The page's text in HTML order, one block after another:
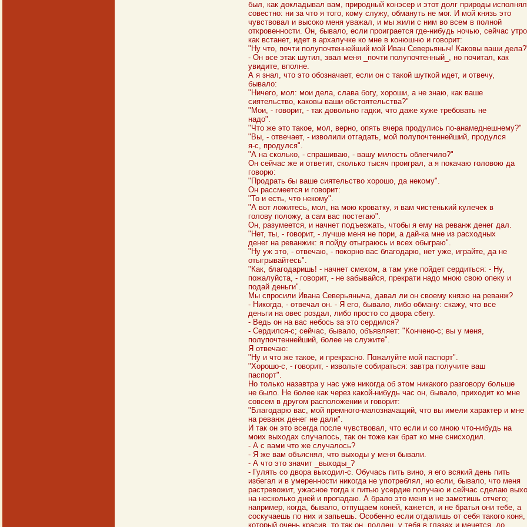
был, как докладывал вам, природный конэсер и этот долг природы исполнял
совестно: ни за что я того, кому служу, обмануть не мог. И мой князь это
чувствовал и высоко меня уважал, и мы жили с ним во всем в полной
откровенности. Он, бывало, если проиграется где-нибудь ночью, сейчас
как встанет, идет в архалучке ко мне в конюшню и говорит:
"Ну что, почти полупочтеннейший мой Иван Северьяныч! Каковы ваши
- Он все этак шутил, звал меня _почти полупочтенный_, но почитал, как
увидите, вполне.
А я знал, что это обозначает, если он с такой шуткой идет, и отвечу,
бывало:
"Ничего, мол: мои дела, слава богу, хороши, а не знаю, как ваше
сиятельство, каковы ваши обстоятельства?"
"Мои, - говорит, - так довольно гадки, что даже хуже требовать не
надо".
"Что же это такое, мол, верно, опять вчера продулись по-анамеднешнему?"
"Вы, - отвечает, - изволили отгадать, мой полупочтеннейший, продулся
я-с, продулся".
"А на сколько, - спрашиваю, - вашу милость облегчило?"
Он сейчас же и ответит, сколько тысяч проиграл, а я покачаю головою да
говорю:
"Продрать бы ваше сиятельство хорошо, да некому".
Он рассмеется и говорит:
"То и есть, что некому".
"А вот ложитесь, мол, на мою кроватку, я вам чистенький кулечек в
голову положу, а сам вас постегаю".
Он, разумеется, и начнет подъезжать, чтобы я ему на реванж денег дал.
"Нет, ты, - говорит, - лучше меня не пори, а дай-ка мне из расходных
денег на реванжик: я пойду отыграюсь и всех обыграю".
"Ну уж это, - отвечаю, - покорно вас благодарю, нет уже, играйте, да не
отыгрывайтесь".
"Как, благодаришь! - начнет смехом, а там уже пойдет сердиться: - Ну,
пожалуйста, - говорит, - не забывайся, прекрати надо мною свою опеку и
подай деньги".
Мы спросили Ивана Северьяныча, давал ли он своему князю на реванж?
- Никогда, - отвечал он. - Я его, бывало, либо обману: скажу, что все
деньги на овес роздал, либо просто со двора сбегу.
- Ведь он на вас небось за это сердился?
- Сердился-с; сейчас, бывало, объявляет: "Кончено-с; вы у меня,
полупочтеннейший, более не служите".
Я отвечаю:
"Ну и что же такое, и прекрасно. Пожалуйте мой паспорт".
"Хорошо-с, - говорит, - извольте собираться: завтра получите ваш
паспорт".
Но только назавтра у нас уже никогда об этом никакого разговору больше
не было. Не более как через какой-нибудь час он, бывало, приходит ко мне
совсем в другом расположении и говорит:
"Благодарю вас, мой премного-малозначащий, что вы имели характер и мне
на реванж денег не дали".
И так он это всегда после чувствовал, что если и со мною что-нибудь на
моих выходах случалось, так он тоже как брат ко мне снисходил.
- А с вами что же случалось?
- Я же вам объяснял, что выходы у меня бывали.
- А что это значит _выходы_?
- Гулять со двора выходил-с. Обучась пить вино, я его всякий день пить
избегал и в умеренности никогда не употреблял, но если, бывало, что меня
растревожит, ужасное тогда к питью усердие получаю и сейчас сделаю
на несколько дней и пропадаю. А брало это меня и не заметишь отчего;
например, когда, бывало, отпущаем коней, кажется, и не братья они тебе, а
соскучаешь по них и запьешь. Особенно если отдалишь от себя такого коня,
который очень красив, то так он, подлец, у тебя в глазах и мечется, до